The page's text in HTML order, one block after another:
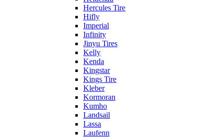
Hercules Tire
Hifly
Imperial
Infinity
Jinyu Tires
Kelly
Kenda
Kingstar
Kings Tire
Kleber
Kormoran
Kumho
Landsail
Lassa
Laufenn